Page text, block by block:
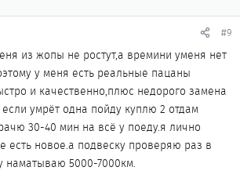
#9
из жопы не ростут,а времини уменя нет
у меня есть реальные пацаны
и качественно,плюс недорого замена
умрёт одна пойду куплю 2 отдам
30-40 мин на всё у поеду.я лично
есть новое.а подвеску проверяю раз в
наматываю 5000-7000км.